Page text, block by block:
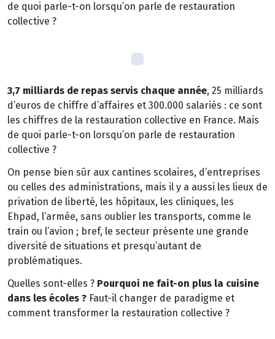
de quoi parle-t-on lorsqu’on parle de restauration
collective ?
3,7 milliards de repas servis chaque année, 25 milliards
d’euros de chiffre d’affaires et 300.000 salariés : ce sont
les chiffres de la restauration collective en France. Mais
de quoi parle-t-on lorsqu’on parle de restauration
collective ?
On pense bien sûr aux cantines scolaires, d’entreprises
ou celles des administrations, mais il y a aussi les lieux de
privation de liberté, les hôpitaux, les cliniques, les
Ehpad, l’armée, sans oublier les transports, comme le
train ou l’avion ; bref, le secteur présente une grande
diversité de situations et presqu’autant de
problématiques.
Quelles sont-elles ? Pourquoi ne fait-on plus la cuisine
dans les écoles ? Faut-il changer de paradigme et
comment transformer la restauration collective ?